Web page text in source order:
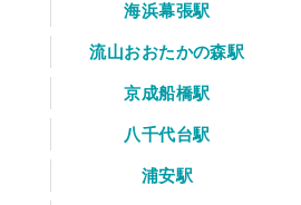
海浜幕張駅
流山おおたかの森駅
京成船橋駅
八千代台駅
浦安駅